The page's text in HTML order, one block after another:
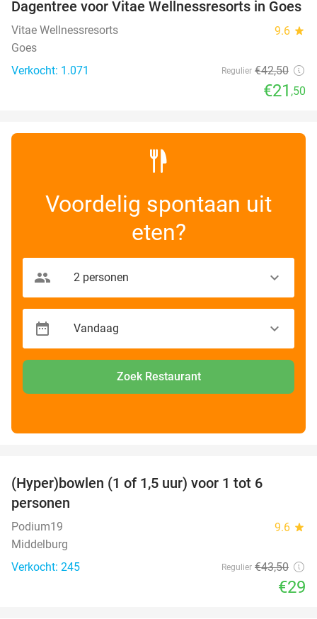
49%
Dagentree voor Vitae Wellnessresorts in Goes
Vitae Wellnessresorts 9.6 star
Goes
Verkocht: 1.071
Regulier €42,50
€21 ,50
Voordelig spontaan uit
eten?
Zoek Restaurant
(Hyper)bowlen (1 of 1,5 uur) voor 1 tot 6
personen
Podium19 9.6 star
Middelburg
Verkocht: 245
Regulier €43,50
€29